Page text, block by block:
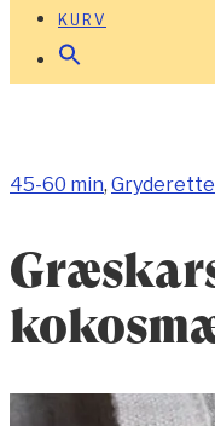
KURV
45-60 min,